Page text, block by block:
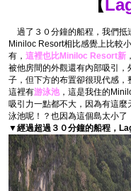
【
過了３０分鐘的船程，我們抵
Miniloc Resort相比感覺上比較
有， 這裡也比Miniloc Resort新
被他房間的外觀還有內部吸引
子，但下方的布置卻很現代感
這裡有游泳池，這是我住的
吸引力一點都不大，因為有這
泳池呢！？也因為這個島太小了
▼經過超過３０分鐘的船程，